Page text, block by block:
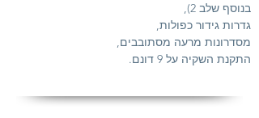
בנוסף שלב 2),
גדרות גידור כפולות,
מסדרונות מרעה מסתובבים,
התקנת השקיה על 9 דונם.